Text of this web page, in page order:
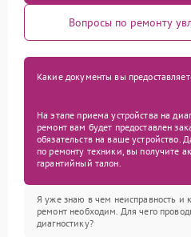
Вопросы по ремонту
Какие документы вы
На этапе приема устройства на
ремонт вам будет предоставлен
обязательств на ваше устройство.
по ремонту техники, вы получите
гарантийный талон.
Я уже знаю в чем неисправность и
ремонт необходим. Для чего
диагностику?